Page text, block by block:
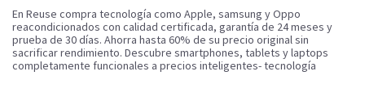
En Reuse compra tecnología como Apple, samsung y Oppo
reacondicionados con calidad certificada, garantía de 24 meses y
prueba de 30 días. Ahorra hasta 60% de su precio original sin
sacrificar rendimiento. Descubre smartphones, tablets y laptops
completamente funcionales a precios inteligentes- tecnología